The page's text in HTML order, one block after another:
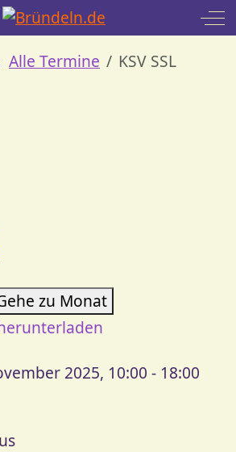
Alle Termine KSV SSL
zu Monat
2025, 10:00 - 18:00